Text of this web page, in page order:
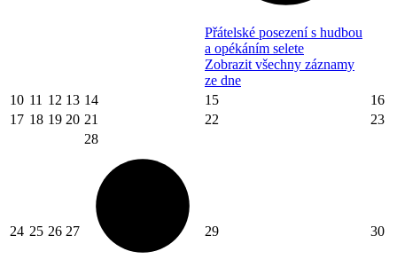
Přátelské posezení s hudbou
a opékáním selete
Zobrazit všechny záznamy
ze dne
10 11 12 13 14 15
16
17 18 19 20 21 22 23
24 25 26 27
28
29 30